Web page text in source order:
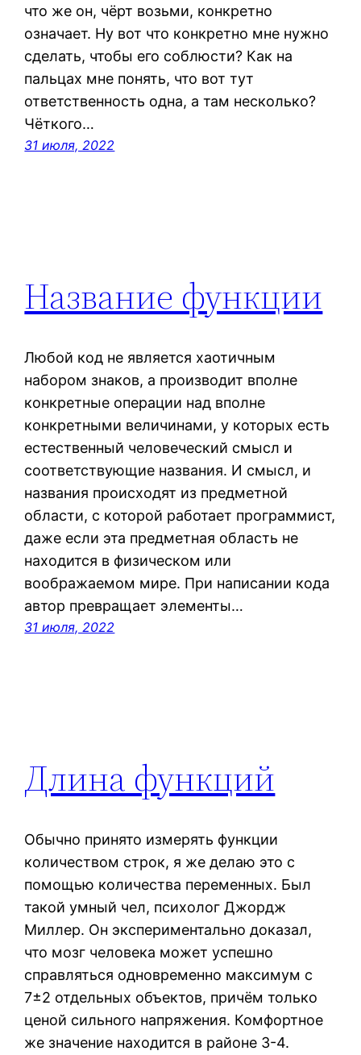
что же он, чёрт возьми, конкретно
означает. Ну вот что конкретно мне нужно
сделать, чтобы его соблюсти? Как на
пальцах мне понять, что вот тут
ответственность одна, а там несколько?
Чёткого…
31 июля, 2022
Название функции
Любой код не является хаотичным
набором знаков, а производит вполне
конкретные операции над вполне
конкретными величинами, у которых есть
естественный человеческий смысл и
соответствующие названия. И смысл, и
названия происходят из предметной
области, с которой работает программист,
даже если эта предметная область не
находится в физическом или
воображаемом мире. При написании кода
автор превращает элементы…
31 июля, 2022
Длина функций
Обычно принято измерять функции
количеством строк, я же делаю это с
помощью количества переменных. Был
такой умный чел, психолог Джордж
Миллер. Он экспериментально доказал,
что мозг человека может успешно
справляться одновременно максимум с
7±2 отдельных объектов, причём только
ценой сильного напряжения. Комфортное
же значение находится в районе 3-4.